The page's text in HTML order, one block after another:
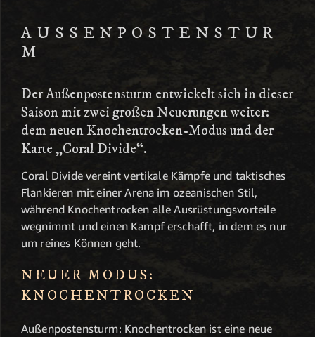
AUSSENPOSTENSTURM
Der Außenpostensturm entwickelt sich in dieser
Saison mit zwei großen Neuerungen weiter:
dem neuen Knochentrocken-Modus und der
Karte „Coral Divide“.
Coral Divide vereint vertikale Kämpfe und taktisches
Flankieren mit einer Arena im ozeanischen Stil,
während Knochentrocken alle Ausrüstungsvorteile
wegnimmt und einen Kampf erschafft, in dem es nur
um reines Können geht.
NEUER MODUS:
KNOCHENTROCKEN
Außenpostensturm: Knochentrocken ist eine neue